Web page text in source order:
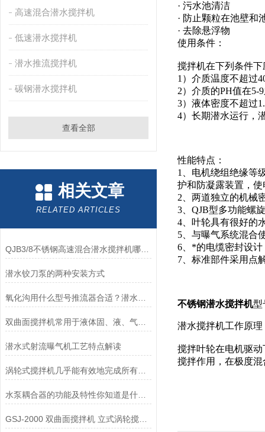
高速混合潜水搅拌机
低速潜水搅拌机
潜水推流搅拌机
碳钢潜水搅拌机
查看全部
相关文章
RELATED ARTICLES
QJB3/8不锈钢高速混合潜水搅拌机哪里生产的质量好？
潜水铰刀泵的两种安装方式
双曲面搅拌机常用于液体固、液、气混合的场合
潜水式射流曝气机工艺特点解读
涡轮式搅拌机几乎能有效地完成所有的搅拌操作
水泵耦合器的功能及特性你知道是什么么
GSJ-2000 双曲面搅拌机 立式涡轮搅拌器应用范围
· 污水池清洁
· 防止颗粒在池壁和
· 去除悬浮物
使用条件：
搅拌机在下列条件
1）介质温度不超过
2）介质的PH值在5-
3）液体密度不超过
4）长期潜水运行，
性能特点：
1、电机绕组绝缘等
护和防凝露装置，
2、两道独立的机械
3、QJB型多功能螺
4、叶轮具有很好的
5、与曝气系统混合
6、*的电缆密封设
7、标准部件采用点
不锈钢潜水搅拌机型
潜水搅拌机工作原理
搅拌叶轮在电机驱
搅拌作用，在极度